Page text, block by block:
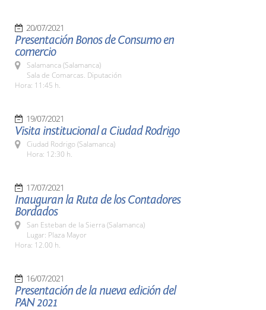
20/07/2021
Presentación Bonos de Consumo en
comercio
Salamanca (Salamanca)
Sala de Comarcas. Diputación
Hora: 11:45 h.
19/07/2021
Visita institucional a Ciudad Rodrigo
Ciudad Rodrigo (Salamanca)
Hora: 12:30 h.
17/07/2021
Inauguran la Ruta de los Contadores
Bordados
San Esteban de la Sierra (Salamanca)
Lugar: Plaza Mayor
Hora: 12.00 h.
16/07/2021
Presentación de la nueva edición del
PAN 2021